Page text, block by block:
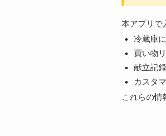
本アプリで
冷蔵庫
買い物
献立記録
カスタ
これらの情